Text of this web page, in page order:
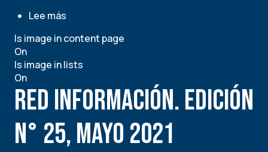
Lee más
PARTICIPA
LA
#26
DE
RED
INFORMACIÓN
Is image in content page
On
Is image in lists
On
RED INFORMACIÓN. Edición
N° 25, Mayo 2021